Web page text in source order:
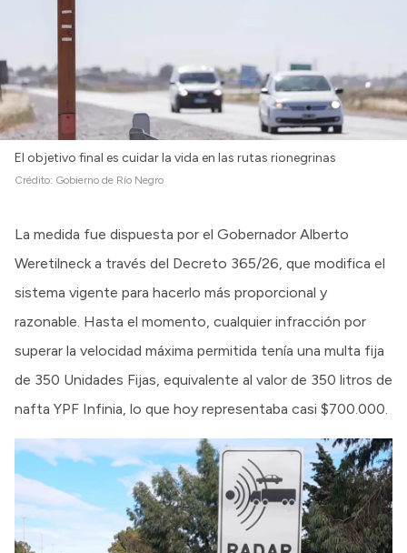
El objetivo final es cuidar la vida en las rutas rionegrinas
Crédito: Gobierno de Río Negro
La medida fue dispuesta por el Gobernador Alberto
Weretilneck a través del Decreto 365/26, que modifica el
sistema vigente para hacerlo más proporcional y
razonable. Hasta el momento, cualquier infracción por
superar la velocidad máxima permitida tenía una multa fija
de 350 Unidades Fijas, equivalente al valor de 350 litros de
nafta YPF Infinia, lo que hoy representaba casi $700.000.